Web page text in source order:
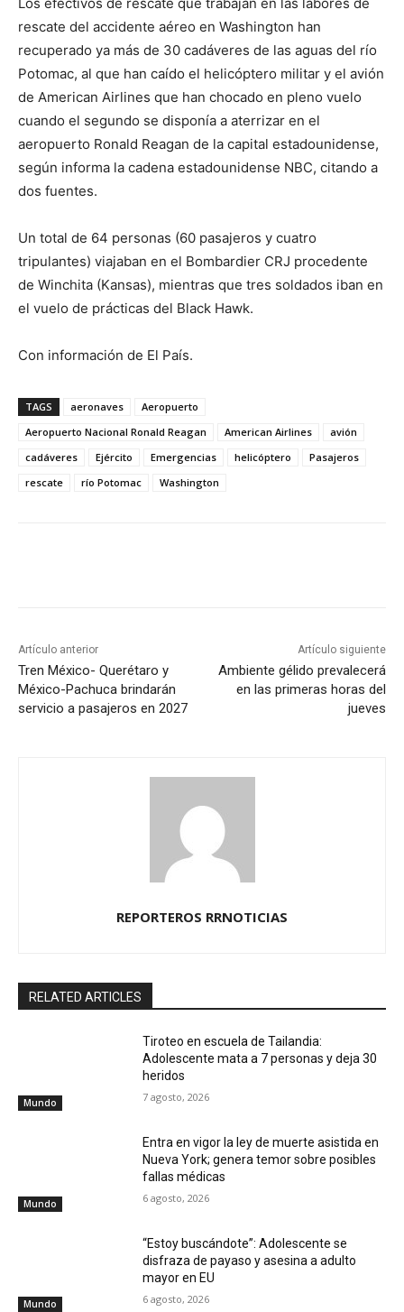
rescate del accidente aéreo en Washington han
recuperado ya más de 30 cadáveres de las aguas del río
Potomac, al que han caído el helicóptero militar y el avión
de American Airlines que han chocado en pleno vuelo
cuando el segundo se disponía a aterrizar en el
aeropuerto Ronald Reagan de la capital estadounidense,
según informa la cadena estadounidense NBC, citando a
dos fuentes.
Un total de 64 personas (60 pasajeros y cuatro
tripulantes) viajaban en el Bombardier CRJ procedente
de Winchita (Kansas), mientras que tres soldados iban en
el vuelo de prácticas del Black Hawk.
Con información de El País.
TAGS aeronaves
Aeropuerto
Aeropuerto Nacional Ronald Reagan
American Airlines
avión
cadáveres
Ejército Emergencias helicóptero
Pasajeros
rescate
río Potomac Washington
Artículo anterior
Tren México- Querétaro y
México-Pachuca brindarán
servicio a pasajeros en 2027
Artículo siguiente
Ambiente gélido prevalecerá
en las primeras horas del
jueves
REPORTEROS RRNOTICIAS
RELATED ARTICLES
Mundo
Tiroteo en escuela de Tailandia:
Adolescente mata a 7 personas y deja 30
heridos
7 agosto, 2026
Mundo
Entra en vigor la ley de muerte asistida en
Nueva York; genera temor sobre posibles
fallas médicas
6 agosto, 2026
Mundo
“Estoy buscándote”: Adolescente se
disfraza de payaso y asesina a adulto
mayor en EU
6 agosto, 2026